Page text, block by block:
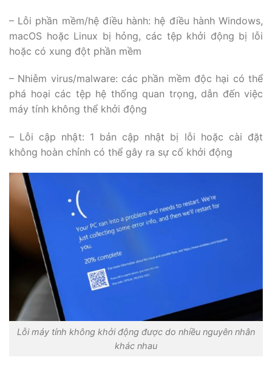
– Lỗi phần mềm/hệ điều hành: hệ điều hành Windows,
macOS hoặc Linux bị hỏng, các tệp khởi động bị lỗi
hoặc có xung đột phần mềm
– Nhiễm virus/malware: các phần mềm độc hại có thể
phá hoại các tệp hệ thống quan trọng, dẫn đến việc
máy tính không thể khởi động
– Lỗi cập nhật: 1 bản cập nhật bị lỗi hoặc cài đặt
không hoàn chỉnh có thể gây ra sự cố khởi động
Lỗi máy tính không khởi động được do nhiều nguyên nhân
khác nhau